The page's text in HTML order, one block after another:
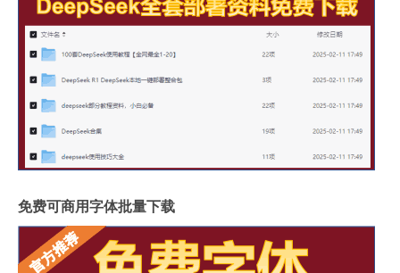
免费可商用字体批量下载